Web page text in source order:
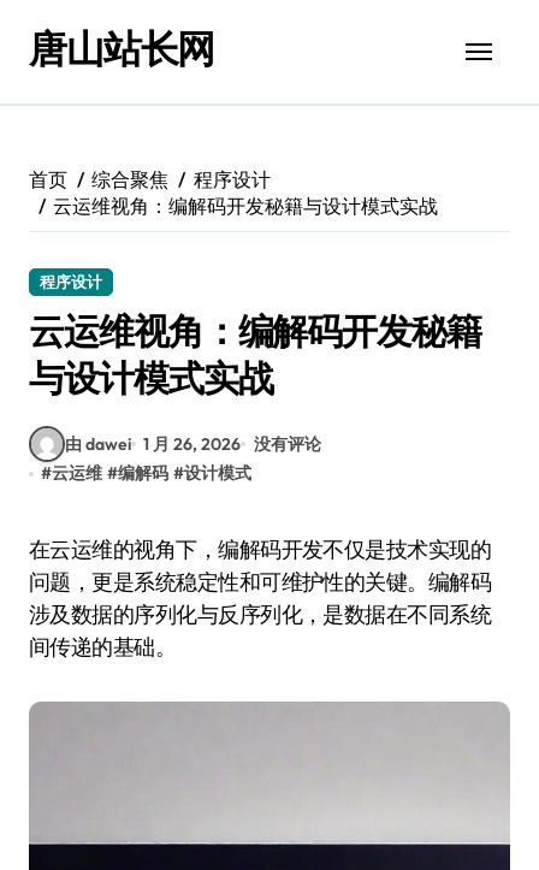
唐山站长网
首页 综合聚焦
程序设计
云运维视角：编解码开发秘籍与设计模式实战
程序设计
云运维视角：编解码开发秘籍
与设计模式实战
由 dawei 1 月 26, 2026 没有评论
#云运维 #编解码 #设计模式
在云运维的视角下，编解码开发不仅是技术实现的
问题，更是系统稳定性和可维护性的关键。编解码
涉及数据的序列化与反序列化，是数据在不同系统
间传递的基础。